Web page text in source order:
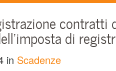
contratti
di
in Scadenze